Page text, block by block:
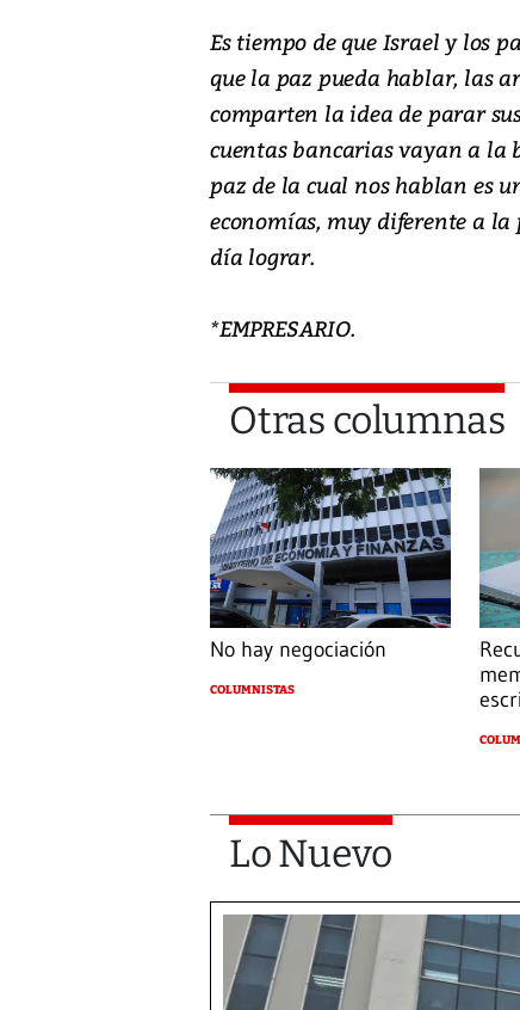
Es tiempo de que Israel y los
que la paz pueda hablar, las
comparten la idea de parar
cuentas bancarias vayan a la
paz de la cual nos hablan es
economías, muy diferente a la
día lograr.
*EMPRESARIO.
Otras columnas
No hay negociación
COLUMNISTAS
Lo Nuevo